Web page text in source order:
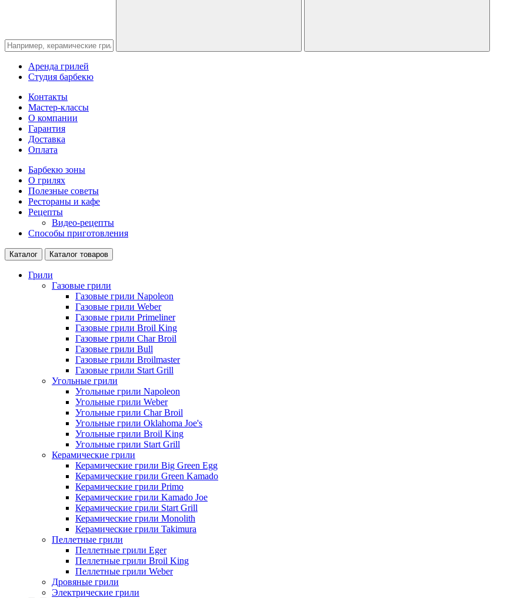
Аренда грилей
Студия барбекю
Контакты
Мастер-классы
О компании
Гарантия
Доставка
Оплата
Барбекю зоны
О грилях
Полезные советы
Рестораны и кафе
Рецепты
Видео-рецепты
Способы приготовления
Каталог Каталог товаров
Грили
Газовые грили
Газовые грили Napoleon
Газовые грили Weber
Газовые грили Primeliner
Газовые грили Broil King
Газовые грили Char Broil
Газовые грили Bull
Газовые грили Broilmaster
Газовые грили Start Grill
Угольные грили
Угольные грили Napoleon
Угольные грили Weber
Угольные грили Char Broil
Угольные грили Oklahoma Joe's
Угольные грили Broil King
Угольные грили Start Grill
Керамические грили
Керамические грили Big Green Egg
Керамические грили Green Kamado
Керамические грили Primo
Керамические грили Kamado Joe
Керамические грили Start Grill
Керамические грили Monolith
Керамические грили Takimura
Пеллетные грили
Пеллетные грили Eger
Пеллетные грили Broil King
Пеллетные грили Weber
Дровяные грили
Электрические грили